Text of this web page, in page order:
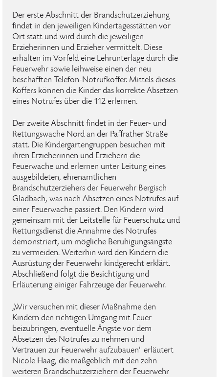
Der erste Abschnitt der Brandschutzerziehung
findet in den jeweiligen Kindertagesstätten vor
Ort statt und wird durch die jeweiligen
Erzieherinnen und Erzieher vermittelt. Diese
erhalten im Vorfeld eine Lehrunterlage durch die
Feuerwehr sowie leihweise einen der neu
beschafften Telefon-Notrufkoffer. Mittels dieses
Koffers können die Kinder das korrekte Absetzen
eines Notrufes über die 112 erlernen.
Der zweite Abschnitt findet in der Feuer- und
Rettungswache Nord an der Paffrather Straße
statt. Die Kindergartengruppen besuchen mit
ihren Erzieherinnen und Erziehern die
Feuerwache und erlernen unter Leitung eines
ausgebildeten, ehrenamtlichen
Brandschutzerziehers der Feuerwehr Bergisch
Gladbach, was nach Absetzen eines Notrufes auf
einer Feuerwache passiert. Den Kindern wird
gemeinsam mit der Leitstelle für Feuerschutz und
Rettungsdienst die Annahme des Notrufes
demonstriert, um mögliche Beruhigungsängste
zu vermeiden. Weiterhin wird den Kindern die
Ausrüstung der Feuerwehr kindgerecht erklärt.
Abschließend folgt die Besichtigung und
Erläuterung einiger Fahrzeuge der Feuerwehr.
„Wir versuchen mit dieser Maßnahme den
Kindern den richtigen Umgang mit Feuer
beizubringen, eventuelle Ängste vor dem
Absetzen des Notrufes zu nehmen und
Vertrauen zur Feuerwehr aufzubauen" erläutert
Nicole Haag, die maßgeblich mit den zehn
weiteren Brandschutzerziehern der Feuerwehr